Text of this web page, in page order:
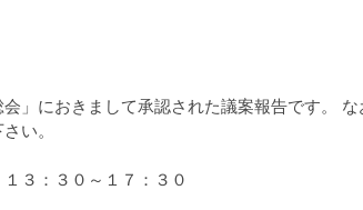
」におきまして承認された議案報告です。
い。
：３０～１７：３０